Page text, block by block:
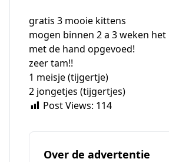
gratis 3 mooie kittens
mogen binnen 2 a 3 weken
met de hand opgevoed!
zeer tam!!
1 meisje (tijgertje)
2 jongetjes (tijgertjes)
Post Views: 114
Over de advertentie